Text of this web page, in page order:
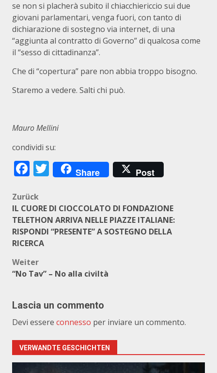
se non si placherà subito il chiacchiericcio sui due
giovani parlamentari, venga fuori, con tanto di
dichiarazione di sostegno via internet, di una
“aggiunta al contratto di Governo” di qualcosa come
il “sesso di cittadinanza”.
Che di “copertura” pare non abbia troppo bisogno.
Staremo a vedere. Salti chi può.
Mauro Mellini
condividi su:
Facebook
Twitter
Share Post
Beitragsnavigation
Zurück
IL CUORE DI CIOCCOLATO DI FONDAZIONE
TELETHON ARRIVA NELLE PIAZZE ITALIANE:
RISPONDI “PRESENTE” A SOSTEGNO DELLA
RICERCA
Weiter
“No Tav” – No alla civiltà
Lascia un commento
Devi essere connesso per inviare un commento.
VERWANDTE GESCHICHTEN